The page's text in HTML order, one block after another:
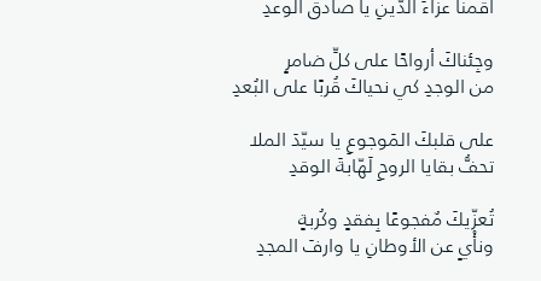
وجِئناكَ أرواحًا على كلِّ ضامرٍ
من الوجدِ كي نحياكَ قُربًا على البُعدِ
على قلبكَ المَوجوعِ يا سيّدَ الملا
تحفُّ بقايا الروحِ لَهّابةَ الوقدِ
تُعزّيكَ مٌفجوعًا بِفقدٍ وكُربةٍ
ونأْيٍ عن الأوطانِ يا وارفَ المجدِ